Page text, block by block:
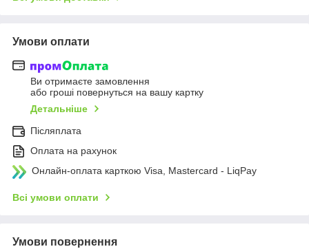
Умови оплати
Ви отримаєте замовлення
або гроші повернуться на вашу картку
Детальніше
Післяплата
Оплата на рахунок
Онлайн-оплата карткою Visa, Mastercard - LiqPay
Всі умови оплати
Умови повернення